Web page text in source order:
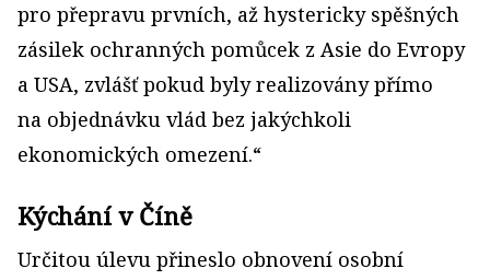
pro přepravu prvních, až hystericky spěšných
zásilek ochranných pomůcek z Asie do Evropy
a USA, zvlášť pokud byly realizovány přímo
na objednávku vlád bez jakýchkoli
ekonomických omezení.“
Kýchání v Číně
Určitou úlevu přineslo obnovení osobní